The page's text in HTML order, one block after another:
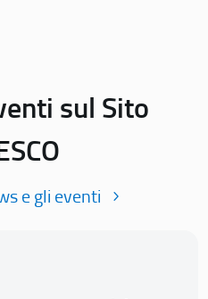
sul Sito
e gli eventi